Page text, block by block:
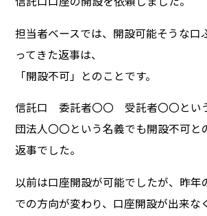
担当者ベースでは、開設可能そうな口
ってきた返事は、
「開設不可」とのことです。
信託口 委託者〇〇 受託者〇〇とい
団法人〇〇という名義でも開設不可と
返事でした。
以前は口座開設が可能でしたが、昨年
での方向が変わり、口座開設が出来な